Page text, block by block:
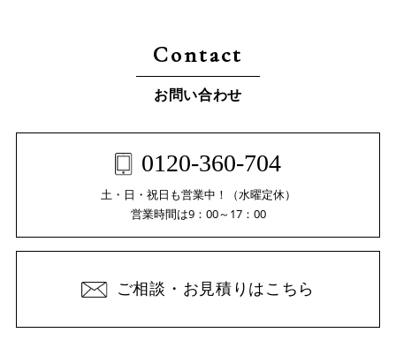
Contact
お問い合わせ
0120-360-704
土・日・祝日も営業中！（水曜定休）
営業時間は9：00～17：00
ご相談・お見積りはこちら